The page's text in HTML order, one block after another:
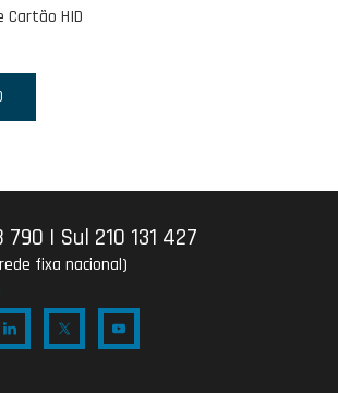
Cartão HID
790 | Sul 210 131 427
fixa nacional)